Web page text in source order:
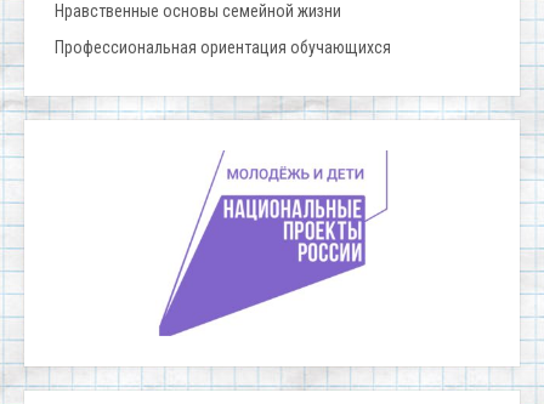
Нравственные основы семейной жизни
Профессиональная ориентация обучающихся